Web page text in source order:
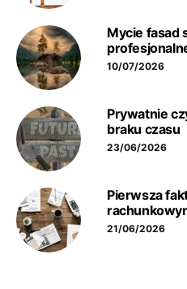
Mycie fasad
10/07/2026
Prywatnie
braku czasu
23/06/2026
Pierwsza
21/06/2026